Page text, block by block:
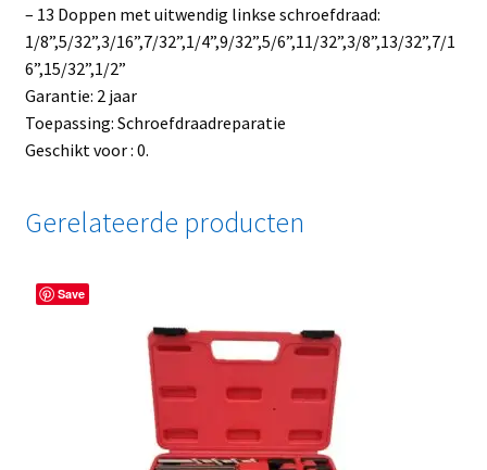
– 13 Doppen met uitwendig linkse schroefdraad:
1/8”,5/32”,3/16”,7/32”,1/4”,9/32”,5/6”,11/32”,3/8”,13/32”,7/1
6”,15/32”,1/2”
Garantie: 2 jaar
Toepassing: Schroefdraadreparatie
Geschikt voor : 0.
Gerelateerde producten
Save